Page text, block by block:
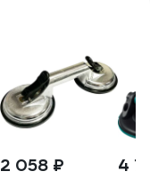
2 058 ₽ 4